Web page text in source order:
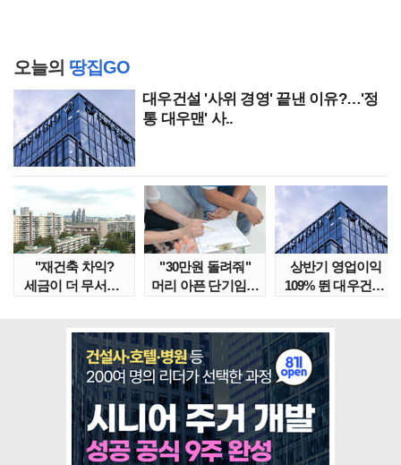
오늘의 땅집GO
대우건설 '사위 경영' 끝낸 이유?…'정
통 대우맨' 사..
"재건축 차익?
세금이 더 무서워"
"30만원 돌려줘"
머리 아픈 단기임대
상반기 영업이익
109% 뛴 대우건설,